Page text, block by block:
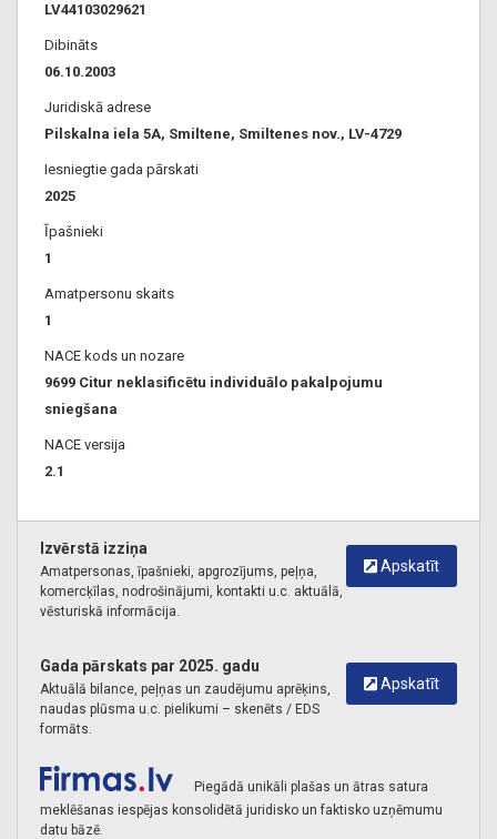
LV44103029621
Dibināts
06.10.2003
Juridiskā adrese
Pilskalna iela 5A, Smiltene, Smiltenes nov., LV-4729
Iesniegtie gada pārskati
2025
Īpašnieki
1
Amatpersonu skaits
1
NACE kods un nozare
9699 Citur neklasificētu individuālo pakalpojumu
sniegšana
NACE versija
2.1
Apskatīt
Izvērstā izziņa
Amatpersonas, īpašnieki, apgrozījums, peļņa,
komercķīlas, nodrošinājumi, kontakti u.c. aktuālā,
vēsturiskā informācija.
Apskatīt
Gada pārskats par 2025. gadu
Aktuālā bilance, peļņas un zaudējumu aprēķins,
naudas plūsma u.c. pielikumi – skenēts / EDS
formāts.
Piegādā unikāli plašas un ātras satura
meklēšanas iespējas konsolidētā juridisko un faktisko uzņēmumu
datu bāzē.